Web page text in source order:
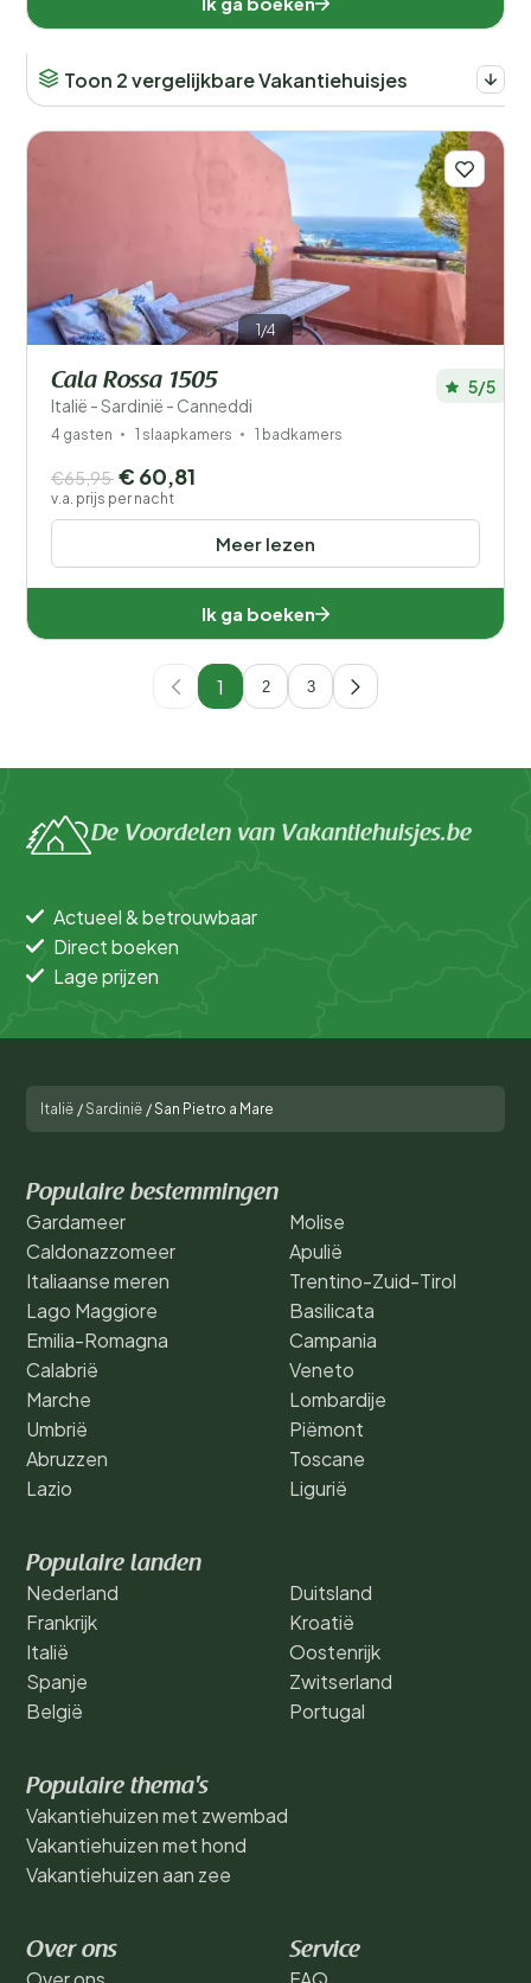
Toon 2 vergelijkbare Vakantiehuisjes
1/4
Cala Rossa 1505
Italië - Sardinië - Canneddi
5/5
4 gasten 1 slaapkamers 1 badkamers
Meer lezen
€65,95 € 60,81
v.a. prijs per nacht
Ik ga boeken
1 2 3
De Voordelen van Vakantiehuisjes.be
Actueel & betrouwbaar
Direct boeken
Lage prijzen
Italië /Sardinië /San Pietro a Mare
Populaire bestemmingen
Gardameer
Caldonazzomeer
Italiaanse meren
Lago Maggiore
Emilia-Romagna
Calabrië
Marche
Umbrië
Abruzzen
Lazio
Molise
Apulië
Trentino-Zuid-Tirol
Basilicata
Campania
Veneto
Lombardije
Piëmont
Toscane
Ligurië
Populaire landen
Nederland
Frankrijk
Italië
Spanje
België
Duitsland
Kroatië
Oostenrijk
Zwitserland
Portugal
Populaire thema's
Vakantiehuizen met zwembad
Vakantiehuizen met hond
Vakantiehuizen aan zee
Over ons Service